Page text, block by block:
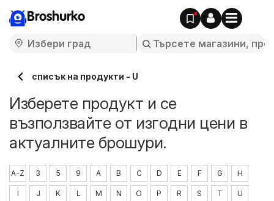
Broshurko
списък на продукти - U
Изберете продукт и се
възползвайте от изгодни цени в
актуалните брошури.
A-Z 3 5 9 A B C D E F G H
I J K L M N O P R S T U